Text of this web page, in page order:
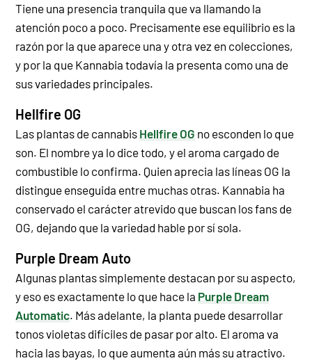
Tiene una presencia tranquila que va llamando la
atención poco a poco. Precisamente ese equilibrio es la
razón por la que aparece una y otra vez en colecciones,
y por la que Kannabia todavía la presenta como una de
sus variedades principales.
Hellfire OG
Las plantas de cannabis Hellfire OG no esconden lo que
son. El nombre ya lo dice todo, y el aroma cargado de
combustible lo confirma. Quien aprecia las líneas OG la
distingue enseguida entre muchas otras. Kannabia ha
conservado el carácter atrevido que buscan los fans de
OG, dejando que la variedad hable por sí sola.
Purple Dream Auto
Algunas plantas simplemente destacan por su aspecto,
y eso es exactamente lo que hace la Purple Dream
Automatic. Más adelante, la planta puede desarrollar
tonos violetas difíciles de pasar por alto. El aroma va
hacia las bayas, lo que aumenta aún más su atractivo.